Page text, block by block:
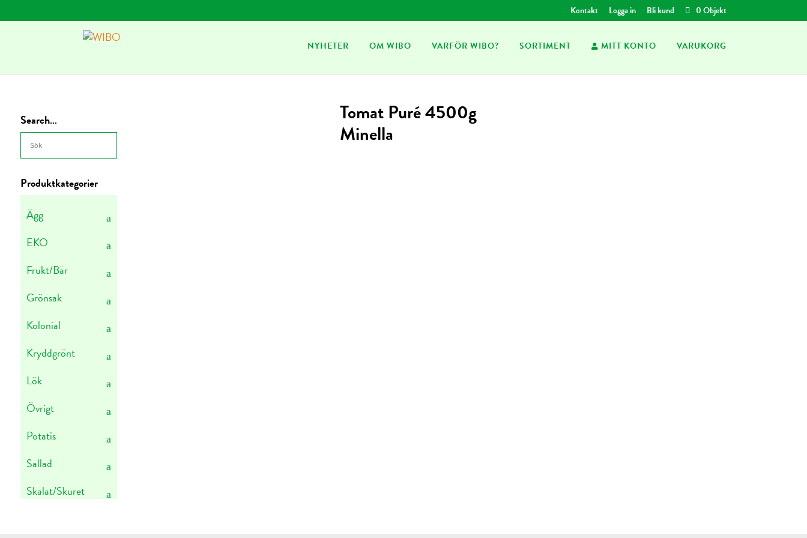
Kontakt Logga in Bli kund 0 Objekt
NYHETER OM WIBO VARFÖR WIBO? SORTIMENT MITT KONTO VARUKORG
Tomat Puré 4500g
Minella
Search…
Produktkategorier
Ägg
EKO
Frukt/Bär
Grönsak
Kolonial
Kryddgrönt
Lök
Övrigt
Potatis
Sallad
Skalat/Skuret